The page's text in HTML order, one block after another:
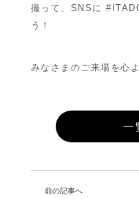
撮って、SNSに
う！
みなさまのご来場を心
一
前の記事へ